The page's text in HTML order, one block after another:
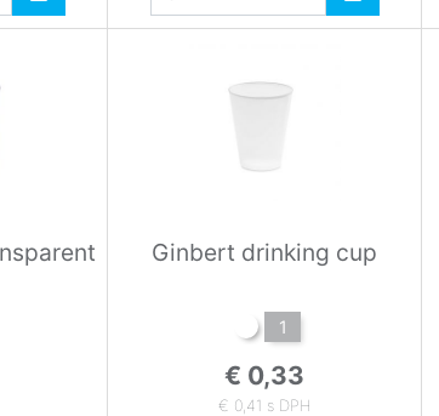
Ginbert drinking cup
1
€ 0,33
€ 0,41 s DPH